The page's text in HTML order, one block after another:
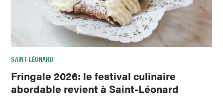
SAINT-LÉONARD
Fringale 2026: le festival culinaire
abordable revient à Saint-Léonard